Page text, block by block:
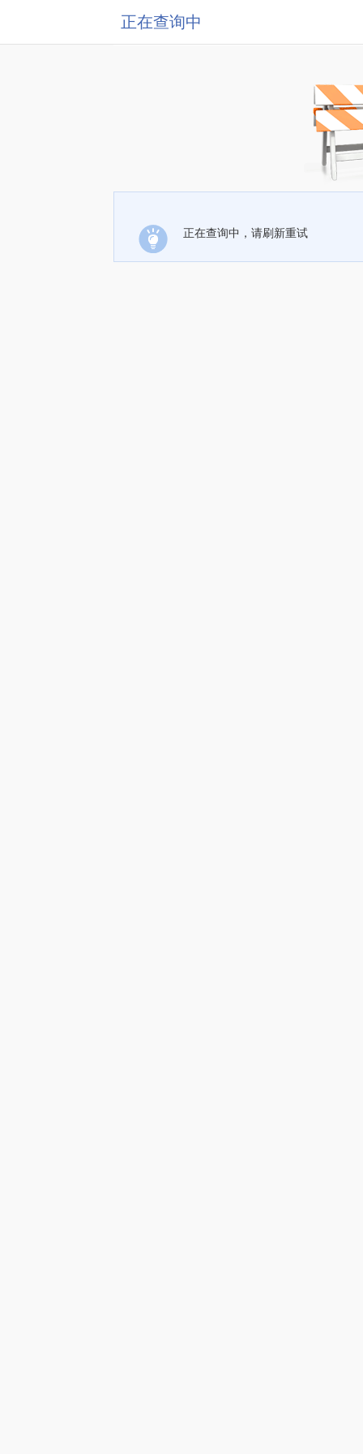
正在查询中
正在查询中，请刷新重试